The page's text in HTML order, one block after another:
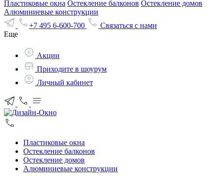
Пластиковые окна Остекление балконов Остекление домов
Алюминиевые конструкции
+7 495 6-600-700
Связаться с нами
Еще
Акции
Приходите в шоурум
Личный кабинет
Пластиковые окна
Остекление балконов
Остекление домов
Алюминиевые конструкции